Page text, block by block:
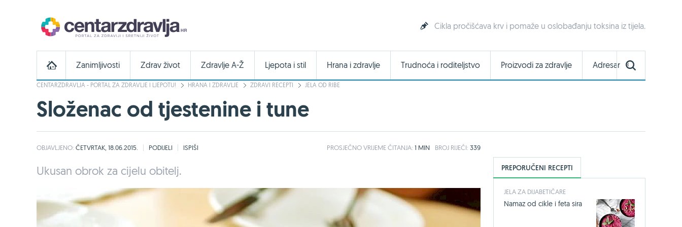
Cikla pročišćava krv i pomaže u oslobađanju toksina iz tijela.
Zanimljivosti Zdrav život Zdravlje A-Ž Ljepota i stil Hrana i zdravlje Trudnoća i roditeljstvo Proizvodi za zdravlje Adresar
CENTARZDRAVLJA - PORTAL ZA ZDRAVLJE I LJEPOTU! HRANA I ZDRAVLJE ZDRAVI RECEPTI JELA OD RIBE
Složenac od tjestenine i tune
OBJAVLJENO: ČETVRTAK, 18.06.2015. PODIJELI ISPIŠI PROSJEČNOVRIJEME ČITANJA: 1 MIN BROJ RIJEČI: 339
Ukusan obrok za cijelu obitelj. PREPORUČENI RECEPTI
JELA ZA DIJABETIČARE
Namaz od cikle i feta sira